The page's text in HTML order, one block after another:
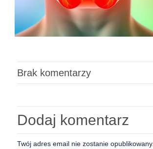
Brak komentarzy
Dodaj komentarz
Twój adres email nie zostanie opublikowany.